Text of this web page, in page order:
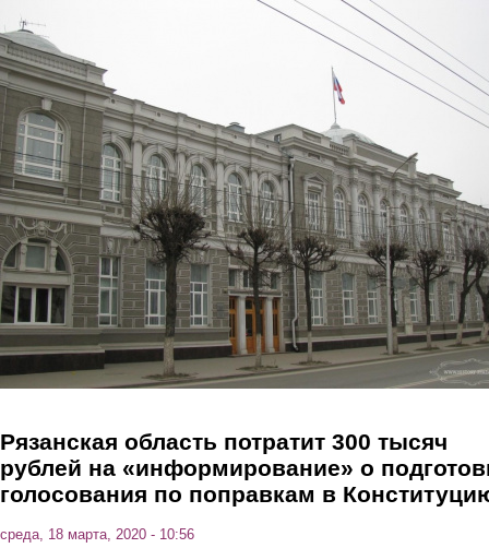
Рязанская область потратит 300 тысяч
рублей на «информирование» о
голосования по поправкам в
среда, 18 марта, 2020 - 10:56